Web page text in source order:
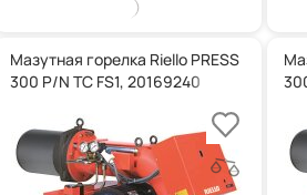
Мазутная горелка Riello PRESS
300 P/N TC FS1, 20169240